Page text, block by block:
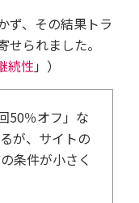
ず、その結果トラ
られました。
続性」）
50％オフ」な
が、サイトの
条件が小さく